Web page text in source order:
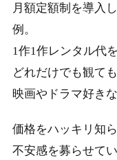
月額定額制を導入
例。
1作1作レンタル代
どれだけでも観て
映画やドラマ好き
価格をハッキリ知
不安感を募らせてい